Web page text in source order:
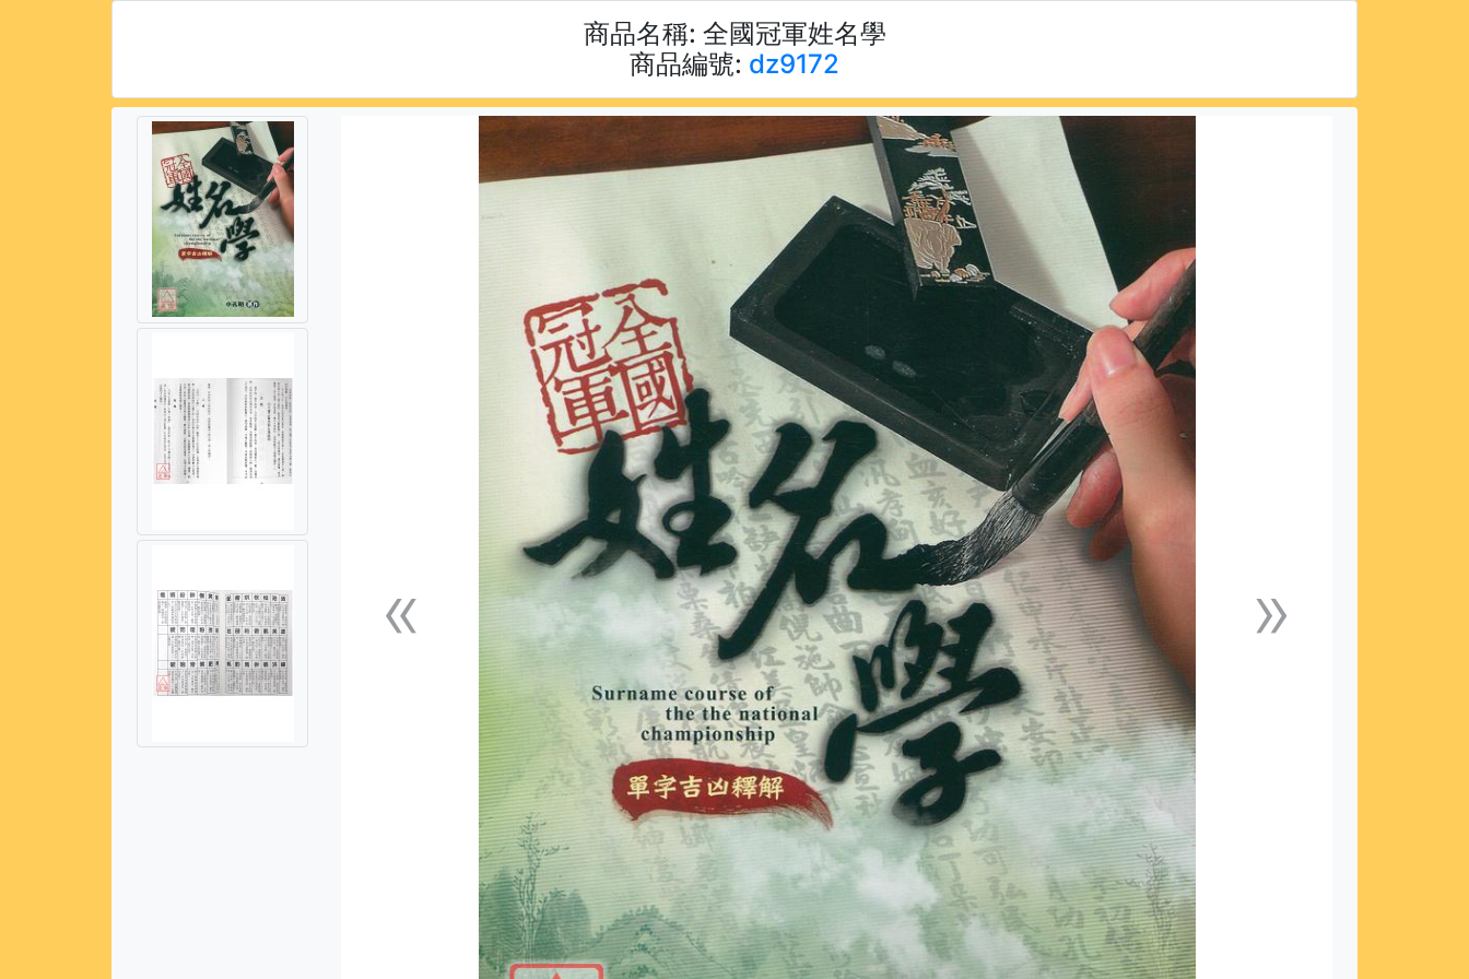
商品名稱: 全國冠軍姓名學
商品編號: dz9172
«上一張 »下一張